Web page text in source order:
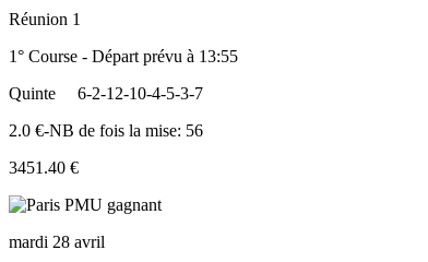
Réunion 1
1° Course - Départ prévu à 13:55
Quinte
6-2-12-10-4-5-3-7
2.0 €-NB de fois la mise: 56
3451.40 €
mardi 28 avril